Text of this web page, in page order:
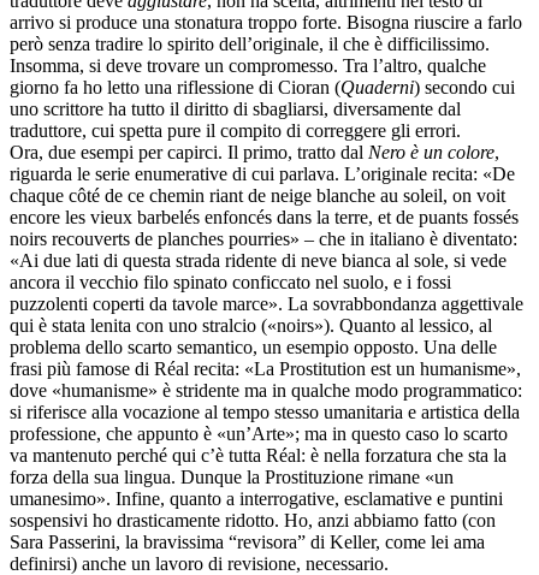
arrivo si produce una stonatura troppo forte. Bisogna riuscire a farlo
però senza tradire lo spirito dell’originale, il che è difficilissimo.
Insomma, si deve trovare un compromesso. Tra l’altro, qualche
giorno fa ho letto una riflessione di Cioran (Quaderni) secondo cui
uno scrittore ha tutto il diritto di sbagliarsi, diversamente dal
traduttore, cui spetta pure il compito di correggere gli errori.
Ora, due esempi per capirci. Il primo, tratto dal Nero è un colore,
riguarda le serie enumerative di cui parlava. L’originale recita: «De
chaque côté de ce chemin riant de neige blanche au soleil, on voit
encore les vieux barbelés enfoncés dans la terre, et de puants fossés
noirs recouverts de planches pourries» – che in italiano è diventato:
«Ai due lati di questa strada ridente di neve bianca al sole, si vede
ancora il vecchio filo spinato conficcato nel suolo, e i fossi
puzzolenti coperti da tavole marce». La sovrabbondanza aggettivale
qui è stata lenita con uno stralcio («noirs»). Quanto al lessico, al
problema dello scarto semantico, un esempio opposto. Una delle
frasi più famose di Réal recita: «La Prostitution est un humanisme»,
dove «humanisme» è stridente ma in qualche modo programmatico:
si riferisce alla vocazione al tempo stesso umanitaria e artistica della
professione, che appunto è «un’Arte»; ma in questo caso lo scarto
va mantenuto perché qui c’è tutta Réal: è nella forzatura che sta la
forza della sua lingua. Dunque la Prostituzione rimane «un
umanesimo». Infine, quanto a interrogative, esclamative e puntini
sospensivi ho drasticamente ridotto. Ho, anzi abbiamo fatto (con
Sara Passerini, la bravissima “revisora” di Keller, come lei ama
definirsi) anche un lavoro di revisione, necessario.